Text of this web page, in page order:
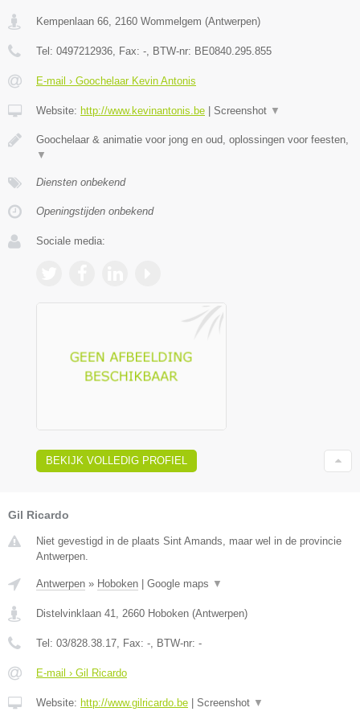
Kempenlaan 66 2160 Wommelgem (Antwerpen)
Tel: 0497212936 , Fax: - , BTW-nr: BE0840.295.855
E-mail › Goochelaar Kevin Antonis
Website: http://www.kevinantonis.be Screenshot ▼
Goochelaar & animatie voor jong en oud, oplossingen voor feesten,
▼
Diensten onbekend
Openingstijden onbekend
Sociale media:
BEKIJK VOLLEDIG PROFIEL
Gil Ricardo
Niet gevestigd in de plaats Sint Amands, maar wel in de provincie
Antwerpen.
Antwerpen » Hoboken | Google maps ▼
Distelvinklaan 41 2660 Hoboken (Antwerpen)
Tel: 03/828.38.17 , Fax: - , BTW-nr: -
E-mail › Gil Ricardo
Website: http://www.gilricardo.be | Screenshot ▼